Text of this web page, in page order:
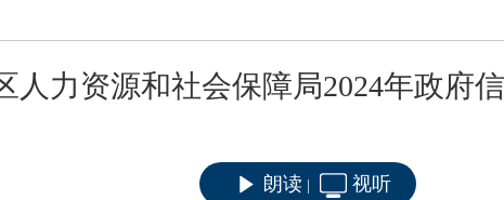
人力资源和社会保障局2024年政府
朗读 视听